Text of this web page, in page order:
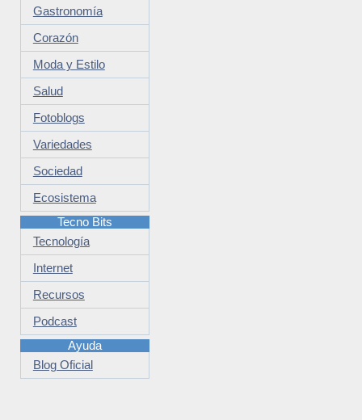
Gastronomía
Corazón
Moda y Estilo
Salud
Fotoblogs
Variedades
Sociedad
Ecosistema
Tecno Bits
Tecnología
Internet
Recursos
Podcast
Ayuda
Blog Oficial